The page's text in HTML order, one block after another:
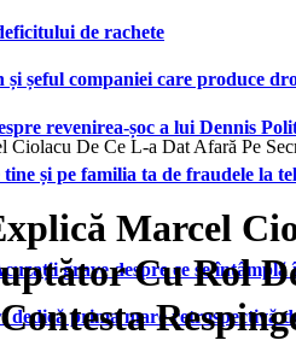
de rachete
șeful companiei care produce
revenirea-șoc a lui Dennis
și pe familia ta de fraudele
grave despre ce se întâmplă
prima mare retrospectivă
De Ce L-a Dat Afară Pe
Marcel
Cu Rol